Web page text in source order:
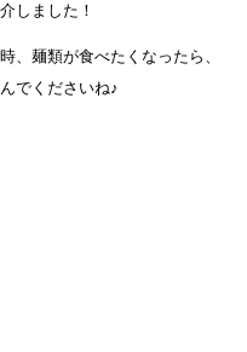
しました！
、麺類が食べたくなったら、
でくださいね♪